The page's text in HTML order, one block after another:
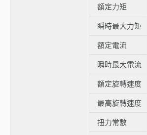
額定力矩
瞬時最大力矩
額定電流
瞬時最大電流
額定旋轉速度
最高旋轉速度
扭力常數